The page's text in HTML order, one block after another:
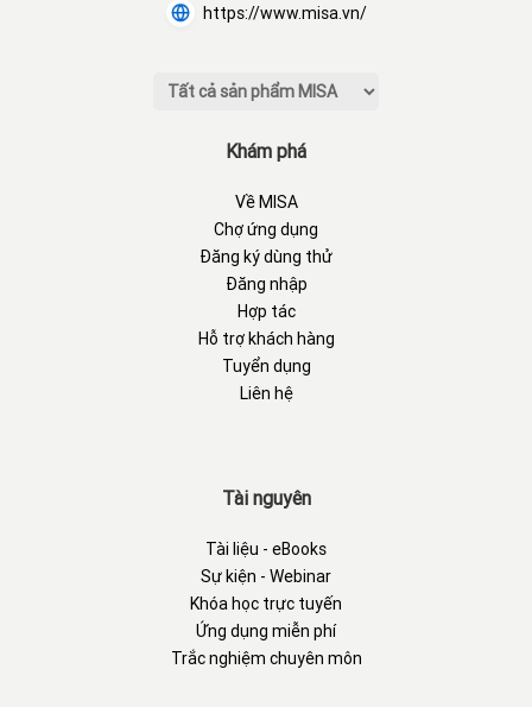
https://www.misa.vn/
Khám phá
Về MISA
Chợ ứng dụng
Đăng ký dùng thử
Đăng nhập
Hợp tác
Hỗ trợ khách hàng
Tuyển dụng
Liên hệ
Tài nguyên
Tài liệu - eBooks
Sự kiện - Webinar
Khóa học trực tuyến
Ứng dụng miễn phí
Trắc nghiệm chuyên môn